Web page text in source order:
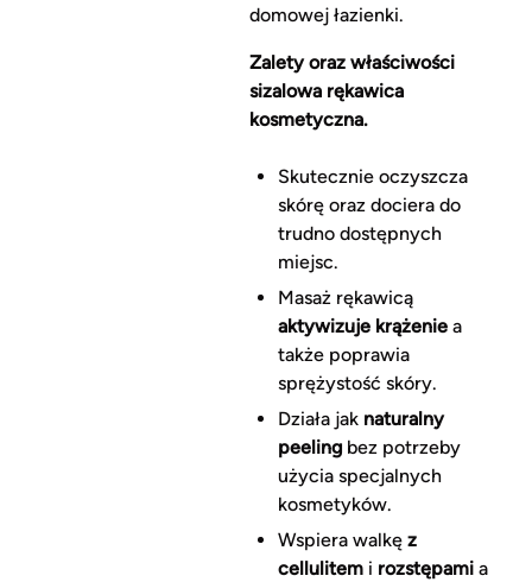
domowej łazienki.
Zalety oraz właściwości
sizalowa rękawica
kosmetyczna.
Skutecznie oczyszcza
skórę oraz dociera do
trudno dostępnych
miejsc.
Masaż rękawicą
aktywizuje krążeniea
także poprawia
sprężystość skóry.
Działa jak naturalny
peelingbez potrzeby
użycia specjalnych
kosmetyków.
Wspiera walkę z
cellulitemi rozstępamia